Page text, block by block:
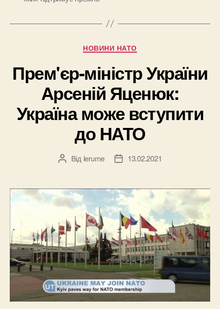
Категорії
НОВИНИ НАТО
Прем'єр-міністр України
Арсеній Яценюк:
Україна може вступити
до НАТО
Автор
Від lerume
Дата13.02.2021